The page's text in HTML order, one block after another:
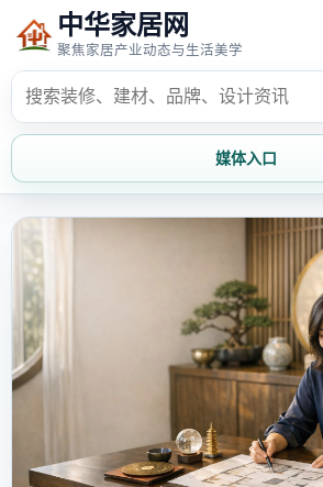
中华家居网
聚焦家居产业动态与生活美学
媒体入口
家居资讯
家居欣赏
装修设计
家居文化
家装攻略 创意家居